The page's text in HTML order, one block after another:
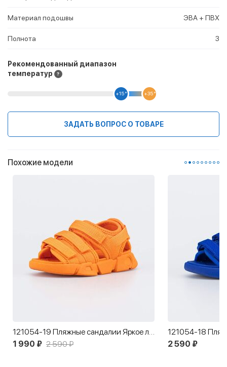
Материал подошвы ЭВА + ПВХ
Полнота 3
Рекомендованный диапазон
температур
+15 ° +35 °
ЗАДАТЬ ВОПРОС О ТОВАРЕ
Похожие модели
121054-19 Пляжные сандалии Яркое лето
1 990 ₽ 2 590 ₽ 2 590 ₽